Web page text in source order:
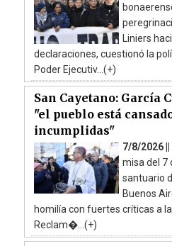
Liniers
declaraciones, cuestionó la
Poder Ejecutiv...(+)
San Cayetano: García
"el pueblo está
incumplidas"
7/8/2026 ||
misa del 7
santuario
Buenos
homilía con fuertes críticas a
Reclam�...(+)